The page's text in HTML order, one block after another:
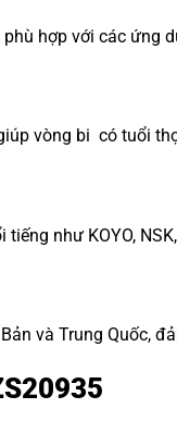
hợp với các ứng
vòng bi có tuổi
như KOYO, NSK,
và Trung Quốc,